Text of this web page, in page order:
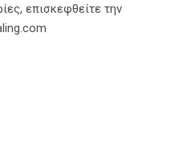
επισκεφθείτε την